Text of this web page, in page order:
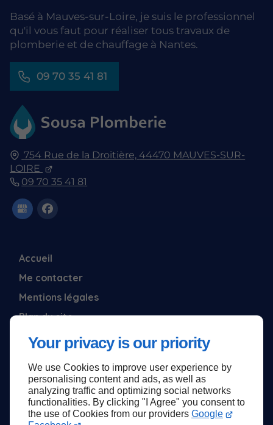
Your privacy is our priority
We use Cookies to improve user experience by
personalising content and ads, as well as
analyzing traffic and optimizing social networks
functionalities. By clicking "I Agree" you consent to
the use of Cookies from our providers Google
754 Rue de la Droitière, 44470 MAUVES-SUR-
LOIRE
09 70 35 41 81
Accueil
Me contacter
Mentions légales
Plan du site
Basé à Mauves-sur-Loire, je suis le professionnel
qu'il vous faut pour réaliser tous travaux de
plomberie et de chauffage à Nantes.
09 70 35 41 81
Haut de page